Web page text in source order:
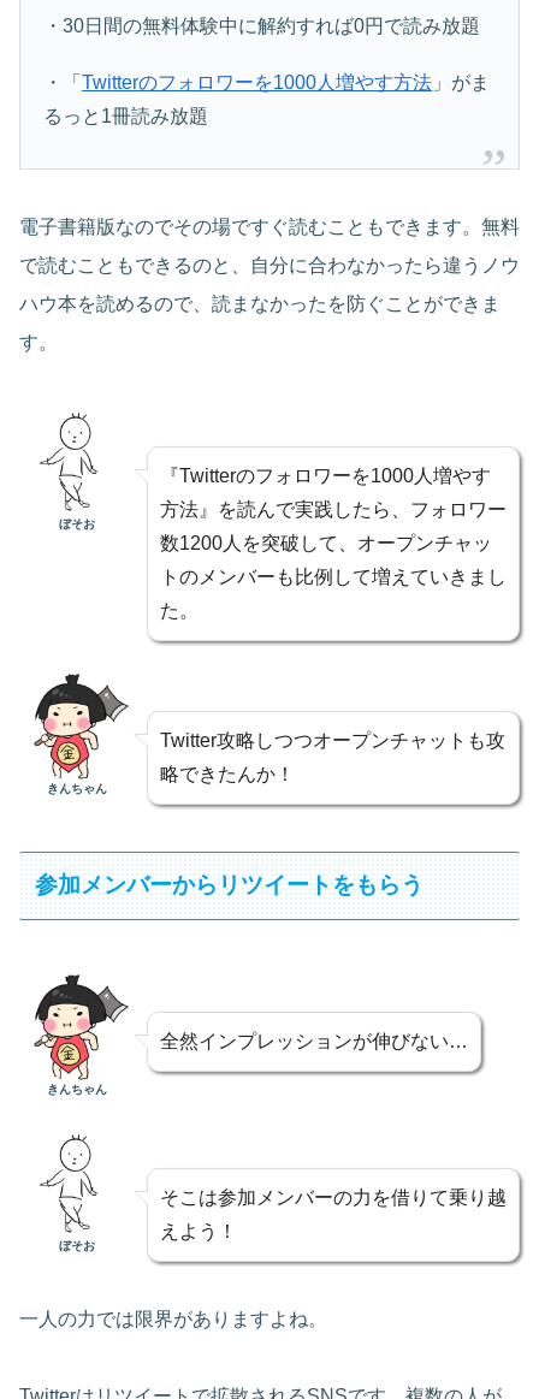
・30日間の無料体験中に解約すれば0円で読み放題
・「Twitterのフォロワーを1000人増やす方法 」がま
るっと1冊読み放題
電子書籍版なのでその場ですぐ読むこともできます。無料
で読むこともできるのと、自分に合わなかったら違うノウ
ハウ本を読めるので、読まなかったを防ぐことができま
す。
ぼそお
『Twitterのフォロワーを1000人増やす
方法』を読んで実践したら、フォロワー
数1200人を突破して、オープンチャッ
トのメンバーも比例して増えていきまし
た。
きんちゃん
Twitter攻略しつつオープンチャットも攻
略できたんか！
参加メンバーからリツイートをもらう
きんちゃん
全然インプレッションが伸びない…
ぼそお
そこは参加メンバーの力を借りて乗り越
えよう！
一人の力では限界がありますよね。